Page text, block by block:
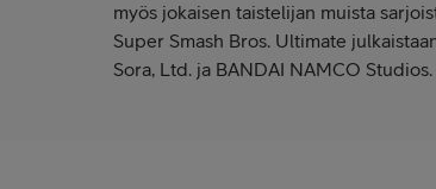
myös jokaisen taistelijan muista
Super Smash Bros. Ultimate
Sora, Ltd. ja BANDAI NAMCO